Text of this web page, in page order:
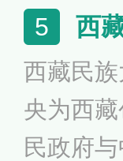
校先后
文明单
美校园
明校园
5 西
西藏民
央为西
民政府